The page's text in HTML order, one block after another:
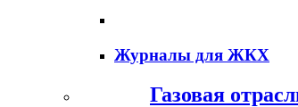
Журналы для ЖКХ
Газовая